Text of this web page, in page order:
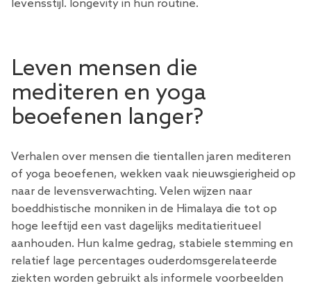
levensstijl. longevity in hun routine.
Leven mensen die
mediteren en yoga
beoefenen langer?
Verhalen over mensen die tientallen jaren mediteren
of yoga beoefenen, wekken vaak nieuwsgierigheid op
naar de levensverwachting. Velen wijzen naar
boeddhistische monniken in de Himalaya die tot op
hoge leeftijd een vast dagelijks meditatieritueel
aanhouden. Hun kalme gedrag, stabiele stemming en
relatief lage percentages ouderdomsgerelateerde
ziekten worden gebruikt als informele voorbeelden